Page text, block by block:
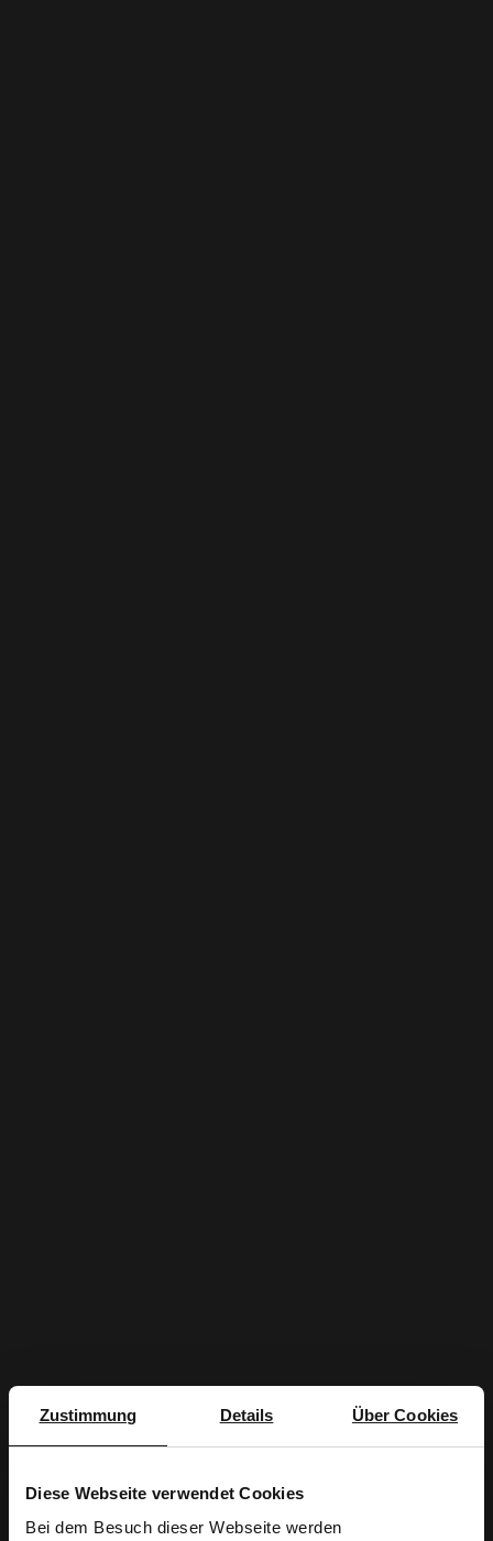
Zustimmung Details Über Cookies
Diese Webseite verwendet Cookies
Bei dem Besuch dieser Webseite werden